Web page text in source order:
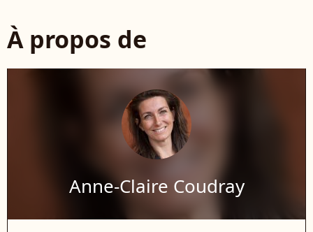
À propos de
Anne-Claire Coudray